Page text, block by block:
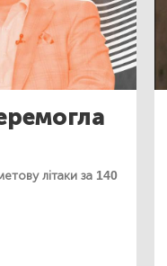
літаки за 140